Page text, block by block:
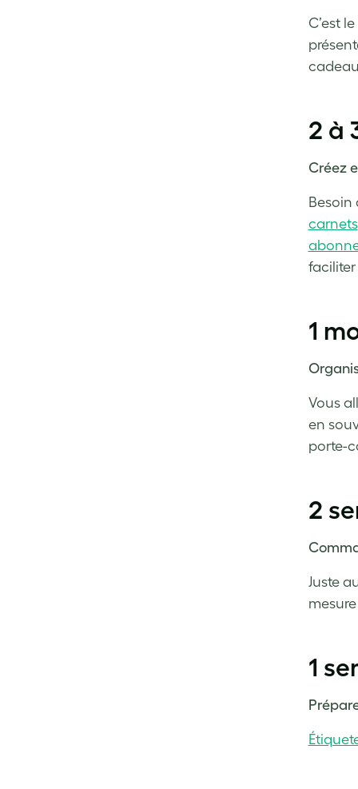
C’est
2 à
Créez
Besoin
carnets
1
Vous
en
porte-
2
Juste
1